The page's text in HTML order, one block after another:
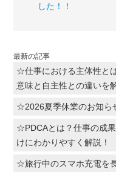
した！！
最新の記事
☆仕事における主体性と
意味と自主性との違いを
☆2026夏季休業のお知ら
☆PDCAとは？仕事の成
けにわかりやすく解説！
☆旅行中のスマホ充電を